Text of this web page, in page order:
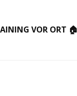
VOR ORT 🏠